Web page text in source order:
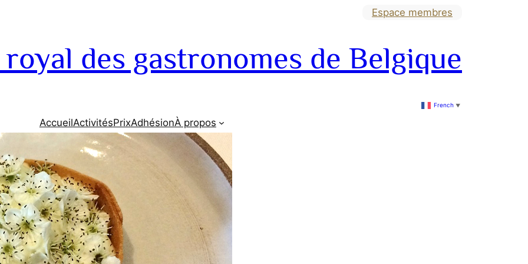
Espace membres
des gastronomes de Belgique
French ▼
AccueilActivitésPrixAdhésionÀ propos